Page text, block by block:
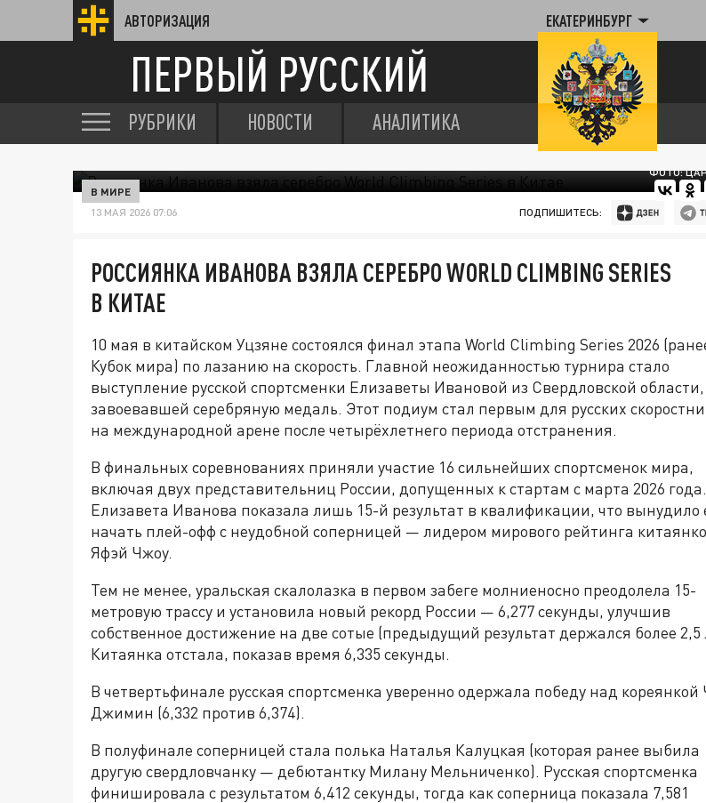
АВТОРИЗАЦИЯ ЕКАТЕРИНБУРГ
ПЕРВЫЙ РУССКИЙ
РУБРИКИ НОВОСТИ АНАЛИТИКА
ФОТО:
В МИРЕ
13 МАЯ 2026 07:06 ПОДПИШИТЕСЬ:
РОССИЯНКА ИВАНОВА ВЗЯЛА СЕРЕБРО WORLD CLIMBING SERIES
В КИТАЕ
10 мая в китайском Уцзяне состоялся финал этапа World Climbing Series 2026
Кубок мира) по лазанию на скорость. Главной неожиданностью турнира стало
выступление русской спортсменки Елизаветы Ивановой из Свердловской области,
завоевавшей серебряную медаль. Этот подиум стал первым для русских
на международной арене после четырёхлетнего периода отстранения.
В финальных соревнованиях приняли участие 16 сильнейших спортсменок мира,
включая двух представительниц России, допущенных к стартам с марта 2026 года.
Елизавета Иванова показала лишь 15-й результат в квалификации, что вынудило
начать плей-офф с неудобной соперницей — лидером мирового рейтинга
Яфэй Чжоу.
Тем не менее, уральская скалолазка в первом забеге молниеносно преодолела 15-
метровую трассу и установила новый рекорд России — 6,277 секунды, улучшив
собственное достижение на две сотые (предыдущий результат держался более 2,5
Китаянка отстала, показав время 6,335 секунды.
В четвертьфинале русская спортсменка уверенно одержала победу над кореянкой
Джимин (6,332 против 6,374).
В полуфинале соперницей стала полька Наталья Калуцкая (которая ранее выбила
другую свердловчанку — дебютантку Милану Мельниченко). Русская спортсменка
финишировала с результатом 6,412 секунды, тогда как соперница показала 7,581